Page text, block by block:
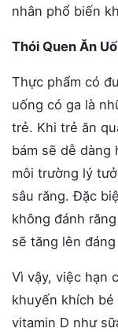
nhân phổ biến
Thói Quen Ăn
Thực phẩm có
uống có ga là
trẻ. Khi trẻ ăn
bám sẽ dễ dàng
môi trường lý
sâu răng. Đặc
không đánh
sẽ tăng lên
Vì vậy, việc hạn
khuyến khích bé
vitamin D như